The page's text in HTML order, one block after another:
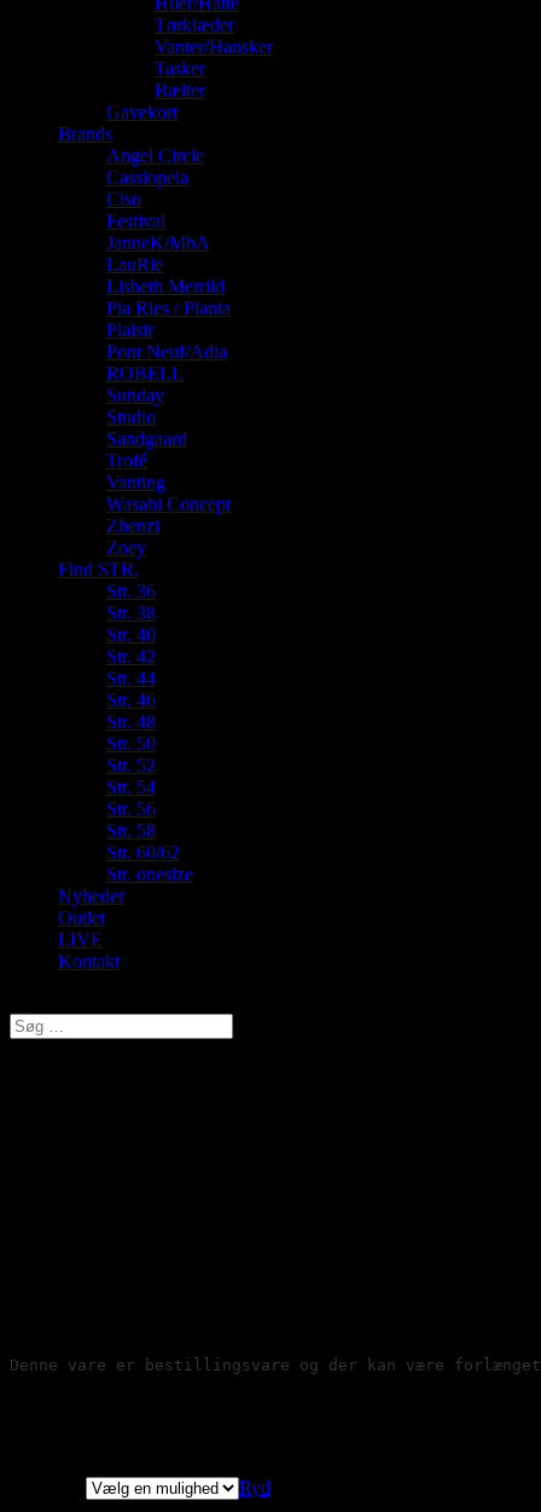
Tørklæder
Vanter/Hansker
Tasker
Bælter
Gavekort
Brands
Angel Circle
Cassiopeia
Ciso
Festival
JanneK/MbA
LauRie
Lisbeth Merrild
Pia Ries / Pianta
Plaisir
Pont Neuf/Adia
ROBELL
Sunday
Studio
Sandgaard
Trofé
Vanting
Wasabi Concept
Zhenzi
Zoey
Find STR.
Str. 36
Str. 38
Str. 40
Str. 42
Str. 44
Str. 46
Str. 48
Str. 50
Str. 52
Str. 54
Str. 56
Str. 58
Str. 60/62
Str. onesize
Nyheder
Outlet
LIVE
Kontakt
Denne vare er bestillingsvare og der kan være
Ryd